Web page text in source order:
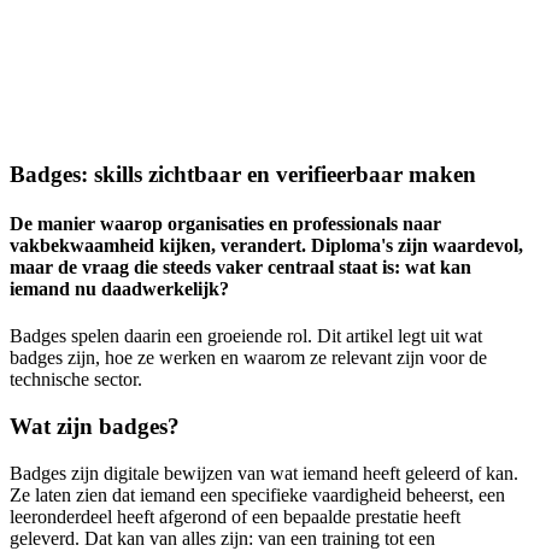
Badges: skills zichtbaar en verifieerbaar maken
De manier waarop organisaties en professionals naar
vakbekwaamheid kijken, verandert. Diploma's zijn waardevol,
maar de vraag die steeds vaker centraal staat is: wat kan
iemand nu daadwerkelijk?
Badges spelen daarin een groeiende rol. Dit artikel legt uit wat
badges zijn, hoe ze werken en waarom ze relevant zijn voor de
technische sector.
Wat zijn badges?
Badges zijn digitale bewijzen van wat iemand heeft geleerd of kan.
Ze laten zien dat iemand een specifieke vaardigheid beheerst, een
leeronderdeel heeft afgerond of een bepaalde prestatie heeft
geleverd. Dat kan van alles zijn: van een training tot een